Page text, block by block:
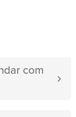
com